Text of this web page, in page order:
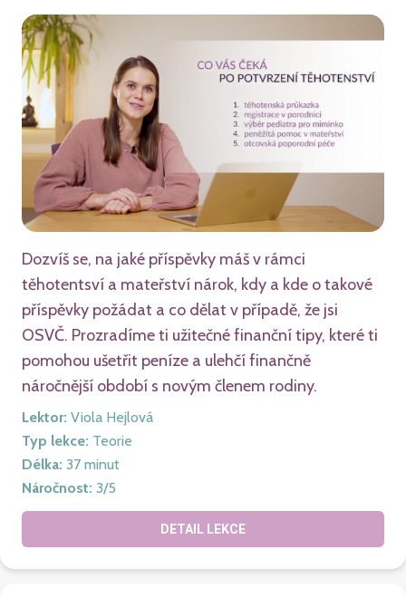
Dozvíš se, na jaké příspěvky máš v rámci
těhotentsví a mateřství nárok, kdy a kde o takové
příspěvky požádat a co dělat v případě, že jsi
OSVČ. Prozradíme ti užitečné finanční tipy, které ti
pomohou ušetřit peníze a ulehčí finančně
náročnější období s novým členem rodiny.
Lektor: Viola Hejlová
Typ lekce: Teorie
Délka: 37 minut
Náročnost: 3/5
DETAIL LEKCE